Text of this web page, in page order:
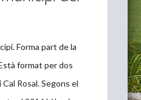
Forma part de la
format per dos
Rosal. Segons el